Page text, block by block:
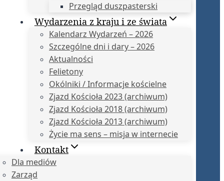
Przegląd duszpasterski
Wydarzenia z kraju i ze świata
Kalendarz Wydarzeń – 2026
Szczególne dni i dary – 2026
Aktualności
Felietony
Okólniki / Informacje kościelne
Zjazd Kościoła 2023 (archiwum)
Zjazd Kościoła 2018 (archiwum)
Zjazd Kościoła 2013 (archiwum)
Życie ma sens – misja w internecie
Kontakt
Dla mediów
Zarząd